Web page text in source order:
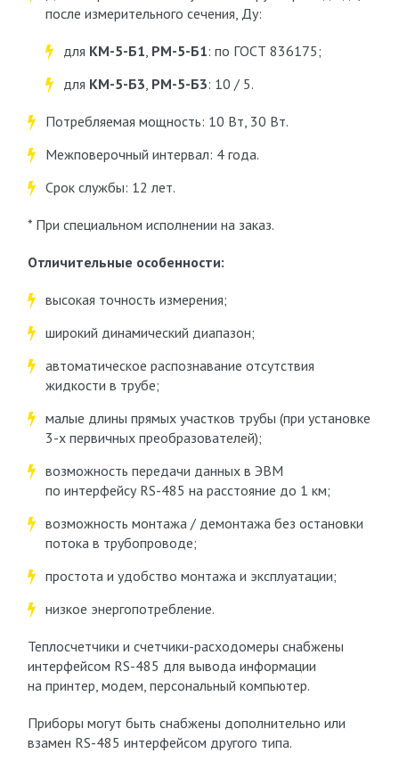
после измерительного сечения, Ду:
для КМ-5-Б1, РМ-5-Б1: по ГОСТ 836175;
для КМ-5-Б3, РМ-5-Б3: 10 / 5.
Потребляемая мощность: 10 Вт, 30 Вт.
Межповерочный интервал: 4 года.
Срок службы: 12 лет.
* При специальном исполнении на заказ.
Отличительные особенности:
высокая точность измерения;
широкий динамический диапазон;
автоматическое распознавание отсутствия
жидкости в трубе;
малые длины прямых участков трубы (при установке
3-х первичных преобразователей);
возможность передачи данных в ЭВМ
по интерфейсу RS-485 на расстояние до 1 км;
возможность монтажа / демонтажа без остановки
потока в трубопроводе;
простота и удобство монтажа и эксплуатации;
низкое энергопотребление.
Теплосчетчики и счетчики-расходомеры снабжены
интерфейсом RS-485 для вывода информации
на принтер, модем, персональный компьютер.
Приборы могут быть снабжены дополнительно или
взамен RS-485 интерфейсом другого типа.